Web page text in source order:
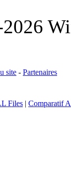
site - Partenaires
Files | Comparatif